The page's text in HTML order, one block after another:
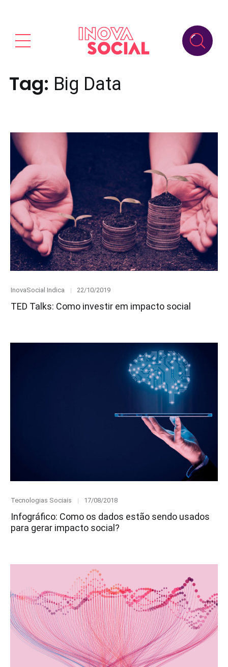
Tag: Big Data
Category
InovaSocial Indica
Posted
22/10/2019
TED Talks: Como investir em impacto social
Category
Tecnologias Sociais
Posted
17/08/2018
Infográfico: Como os dados estão sendo usados
para gerar impacto social?